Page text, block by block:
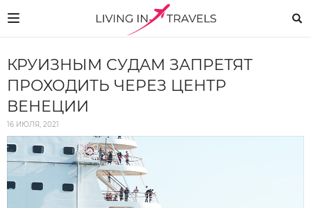
КРУИЗНЫМ СУДАМ ЗАПРЕТЯТ
ПРОХОДИТЬ ЧЕРЕЗ ЦЕНТР
ВЕНЕЦИИ
16 ИЮЛЯ, 2021